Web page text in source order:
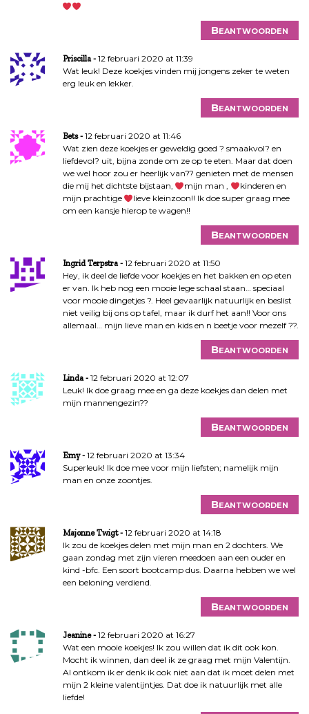
Beantwoorden
Priscilla
12 februari 2020 at 11:39
Wat leuk! Deze koekjes vinden mij jongens zeker te weten
erg leuk en lekker.
Beantwoorden
Bets
12 februari 2020 at 11:46
Wat zien deze koekjes er geweldig goed ? smaakvol? en
liefdevol? uit, bijna zonde om ze op te eten. Maar dat doen
we wel hoor zou er heerlijk van?? genieten met de mensen
die mij het dichtste bijstaan,
mijn man ,
kinderen en
mijn prachtige
lieve kleinzoon!! Ik doe super graag mee
om een kansje hierop te wagen!!
Beantwoorden
Ingrid Terpstra
12 februari 2020 at 11:50
Hey, ik deel de liefde voor koekjes en het bakken en op eten
er van. Ik heb nog een mooie lege schaal staan… speciaal
voor mooie dingetjes ?. Heel gevaarlijk natuurlijk en beslist
niet veilig bij ons op tafel, maar ik durf het aan!! Voor ons
allemaal… mijn lieve man en kids en n beetje voor mezelf ??.
Beantwoorden
Linda
12 februari 2020 at 12:07
Leuk! Ik doe graag mee en ga deze koekjes dan delen met
mijn mannengezin??
Beantwoorden
Emy
12 februari 2020 at 13:34
Superleuk! Ik doe mee voor mijn liefsten; namelijk mijn
man en onze zoontjes.
Beantwoorden
Majonne Twigt
12 februari 2020 at 14:18
Ik zou de koekjes delen met mijn man en 2 dochters. We
gaan zondag met zijn vieren meedoen aan een ouder en
kind -bfc. Een soort bootcamp dus. Daarna hebben we wel
een beloning verdiend.
Beantwoorden
Jeanine
12 februari 2020 at 16:27
Wat een mooie koekjes! Ik zou willen dat ik dit ook kon.
Mocht ik winnen, dan deel ik ze graag met mijn Valentijn.
Al ontkom ik er denk ik ook niet aan dat ik moet delen met
mijn 2 kleine valentijntjes. Dat doe ik natuurlijk met alle
liefde!